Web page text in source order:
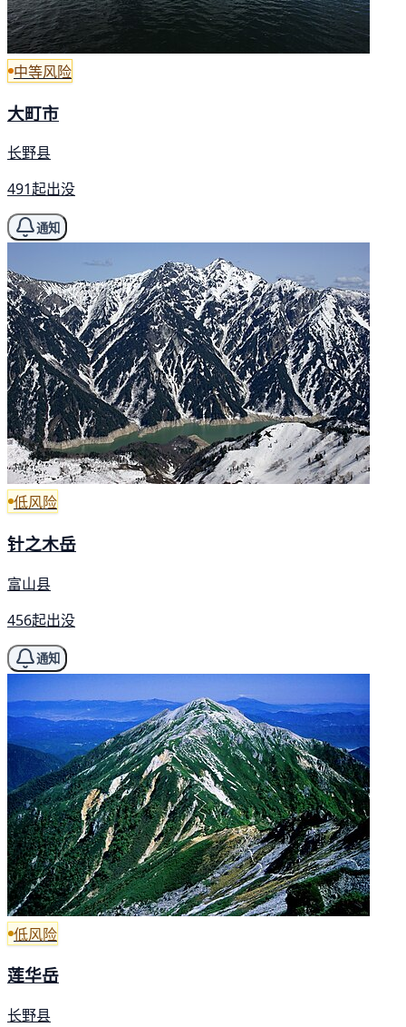
中等风险
大町市
长野县
491起出没
通知
低风险
针之木岳
富山县
456起出没
通知
低风险
莲华岳
长野县